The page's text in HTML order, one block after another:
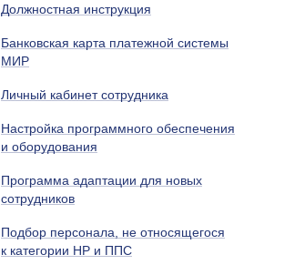
Должностная инструкция
Банковская карта платежной системы
МИР
Личный кабинет сотрудника
Настройка программного обеспечения
и оборудования
Программа адаптации для новых
сотрудников
Подбор персонала, не относящегося
к категории НР и ППС